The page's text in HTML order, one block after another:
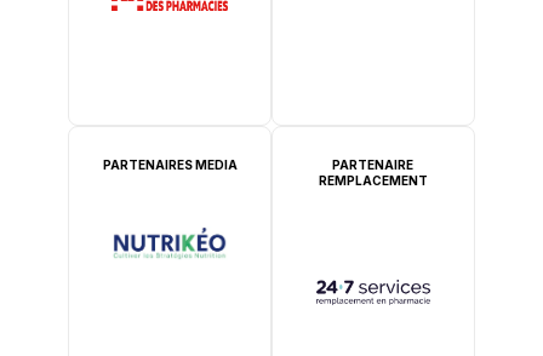
PARTENAIRES MEDIA
PARTENAIRE
REMPLACEMENT